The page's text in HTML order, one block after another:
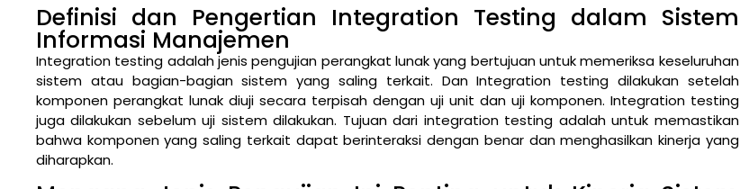
Definisi dan Pengertian Integration Testing dalam Sistem
Informasi Manajemen
Integration testing adalah jenis pengujian perangkat lunak yang bertujuan untuk memeriksa keseluruhan
sistem atau bagian-bagian sistem yang saling terkait. Dan Integration testing dilakukan setelah
komponen perangkat lunak diuji secara terpisah dengan uji unit dan uji komponen. Integration testing
juga dilakukan sebelum uji sistem dilakukan. Tujuan dari integration testing adalah untuk memastikan
bahwa komponen yang saling terkait dapat berinteraksi dengan benar dan menghasilkan kinerja yang
diharapkan.